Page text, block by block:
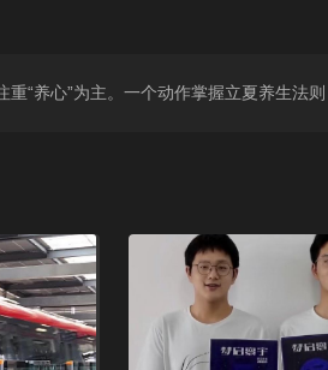
“养心”为主。一个动作掌握立夏养生法则